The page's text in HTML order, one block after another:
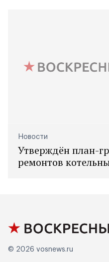
Новости
Утверждён план-
ремонтов
© 2026 vosnews.ru